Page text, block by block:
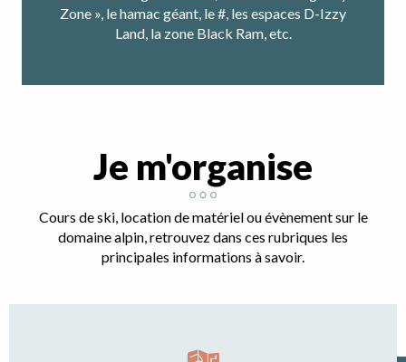
Zone », le hamac géant, le #, les espaces D-Izzy
Land, la zone Black Ram, etc.
Je m'organise
Cours de ski, location de matériel ou évènement sur le
domaine alpin, retrouvez dans ces rubriques les
principales informations à savoir.